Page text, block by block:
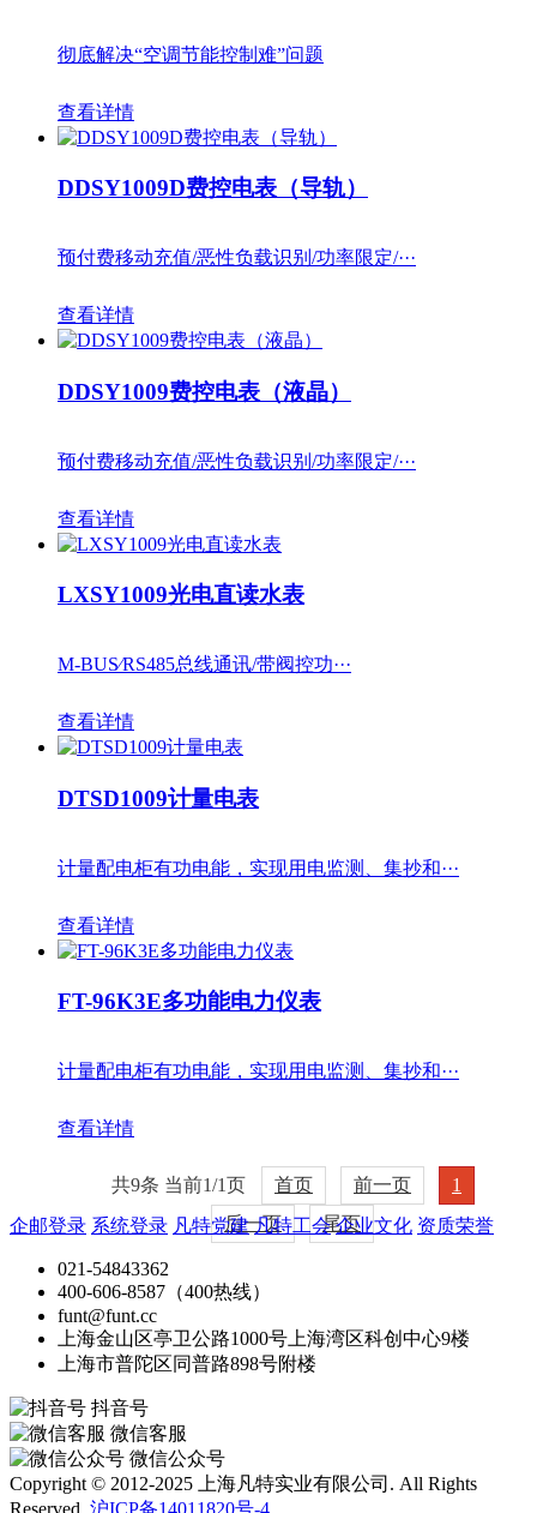
彻底解决“空调节能控制难”问题
查看详情
DDSY1009D费控电表（导轨）
预付费移动充值/恶性负载识别/功率限定/···
查看详情
DDSY1009费控电表（液晶）
预付费移动充值/恶性负载识别/功率限定/···
查看详情
LXSY1009光电直读水表
M-BUS∕RS485总线通讯/带阀控功···
查看详情
DTSD1009计量电表
计量配电柜有功电能，实现用电监测、集抄和···
查看详情
FT-96K3E多功能电力仪表
计量配电柜有功电能，实现用电监测、集抄和···
查看详情
共9条 当前1/1页 首页 前一页
1
后一页
尾页
企邮登录 系统登录 凡特党建 凡特工会 企业文化 资质荣誉
021-54843362
400-606-8587（400热线）
funt@funt.cc
上海金山区亭卫公路1000号上海湾区科创中心9楼
上海市普陀区同普路898号附楼
抖音号
微信客服
微信公众号
Copyright © 2012-2025 上海凡特实业有限公司. All Rights
Reserved. 沪ICP备14011820号-4